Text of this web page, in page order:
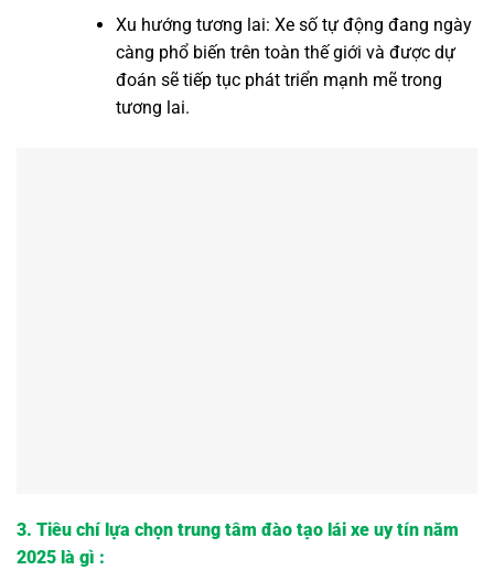
Xu hướng tương lai: Xe số tự động đang ngày
càng phổ biến trên toàn thế giới và được dự
đoán sẽ tiếp tục phát triển mạnh mẽ trong
tương lai.
3. Tiêu chí lựa chọn trung tâm đào tạo lái xe uy tín năm
2025 là gì :